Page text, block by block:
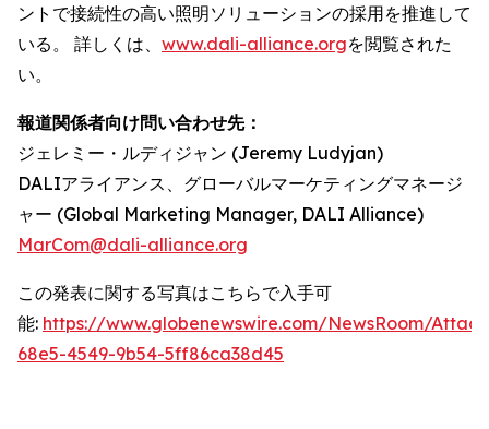
ントで接続性の高い照明ソリューションの採用を推進して
いる。 詳しくは、 www.dali-alliance.orgを閲覧された
い。
報道関係者向け問い合わせ先：
ジェレミー・ルディジャン (Jeremy Ludyjan)
DALIアライアンス、グローバルマーケティングマネージ
ャー (Global Marketing Manager, DALI Alliance)
MarCom@dali-alliance.org
この発表に関する写真はこちらで入手可
能: https://www.globenewswire.com/NewsRoom/
68e5-4549-9b54-5ff86ca38d45